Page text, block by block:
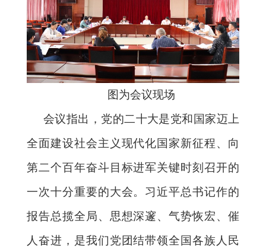
图为会议现场
会议指出，党的二十大是党和国家迈上
全面建设社会主义现代化国家新征程、向
第二个百年奋斗目标进军关键时刻召开的
一次十分重要的大会。习近平总书记作的
报告总揽全局、思想深邃、气势恢宏、催
人奋进，是我们党团结带领全国各族人民